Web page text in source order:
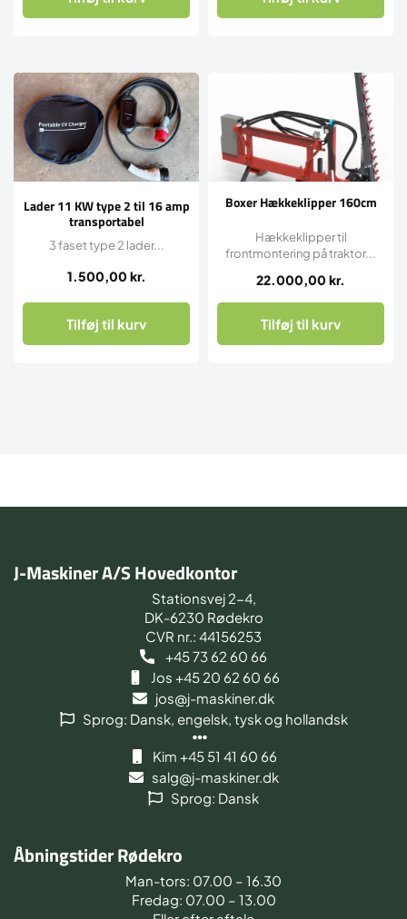
Lader 11 KW type 2 til 16 amp
transportabel
1.500,00 kr.
3 faset type 2 lader...
Tilføj til kurv
Boxer Hækkeklipper 160cm
22.000,00 kr.
Hækkeklipper til
frontmontering på traktor...
Tilføj til kurv
J-Maskiner A/S Hovedkontor
Stationsvej 2-4,
DK-6230 Rødekro
CVR nr.: 44156253
+45 73 62 60 66
Jos +45 20 62 60 66
jos@j-maskiner.dk
Sprog: Dansk, engelsk, tysk og hollandsk
Kim +45 51 41 60 66
salg@j-maskiner.dk
Sprog: Dansk
Åbningstider Rødekro
Man-tors: 07.00 – 16.30
Fredag: 07.00 – 13.00